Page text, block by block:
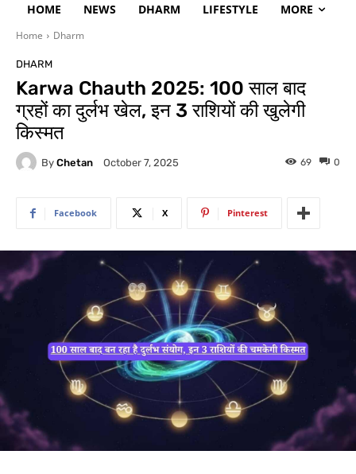
HOME NEWS DHARM LIFESTYLE MORE
Home Dharm
DHARM
Karwa Chauth 2025: 100 साल बाद
ग्रहों का दुर्लभ खेल, इन 3 राशियों की खुलेगी
किस्मत
By Chetan October 7, 2025 0
69
Facebook X Pinterest